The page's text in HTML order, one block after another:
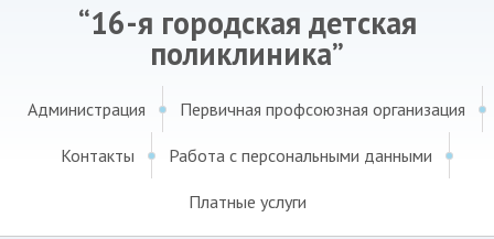
“16-я городская детская
поликлиника”
Администрация Первичная профсоюзная организация
Контакты Работа с персональными данными
Платные услуги